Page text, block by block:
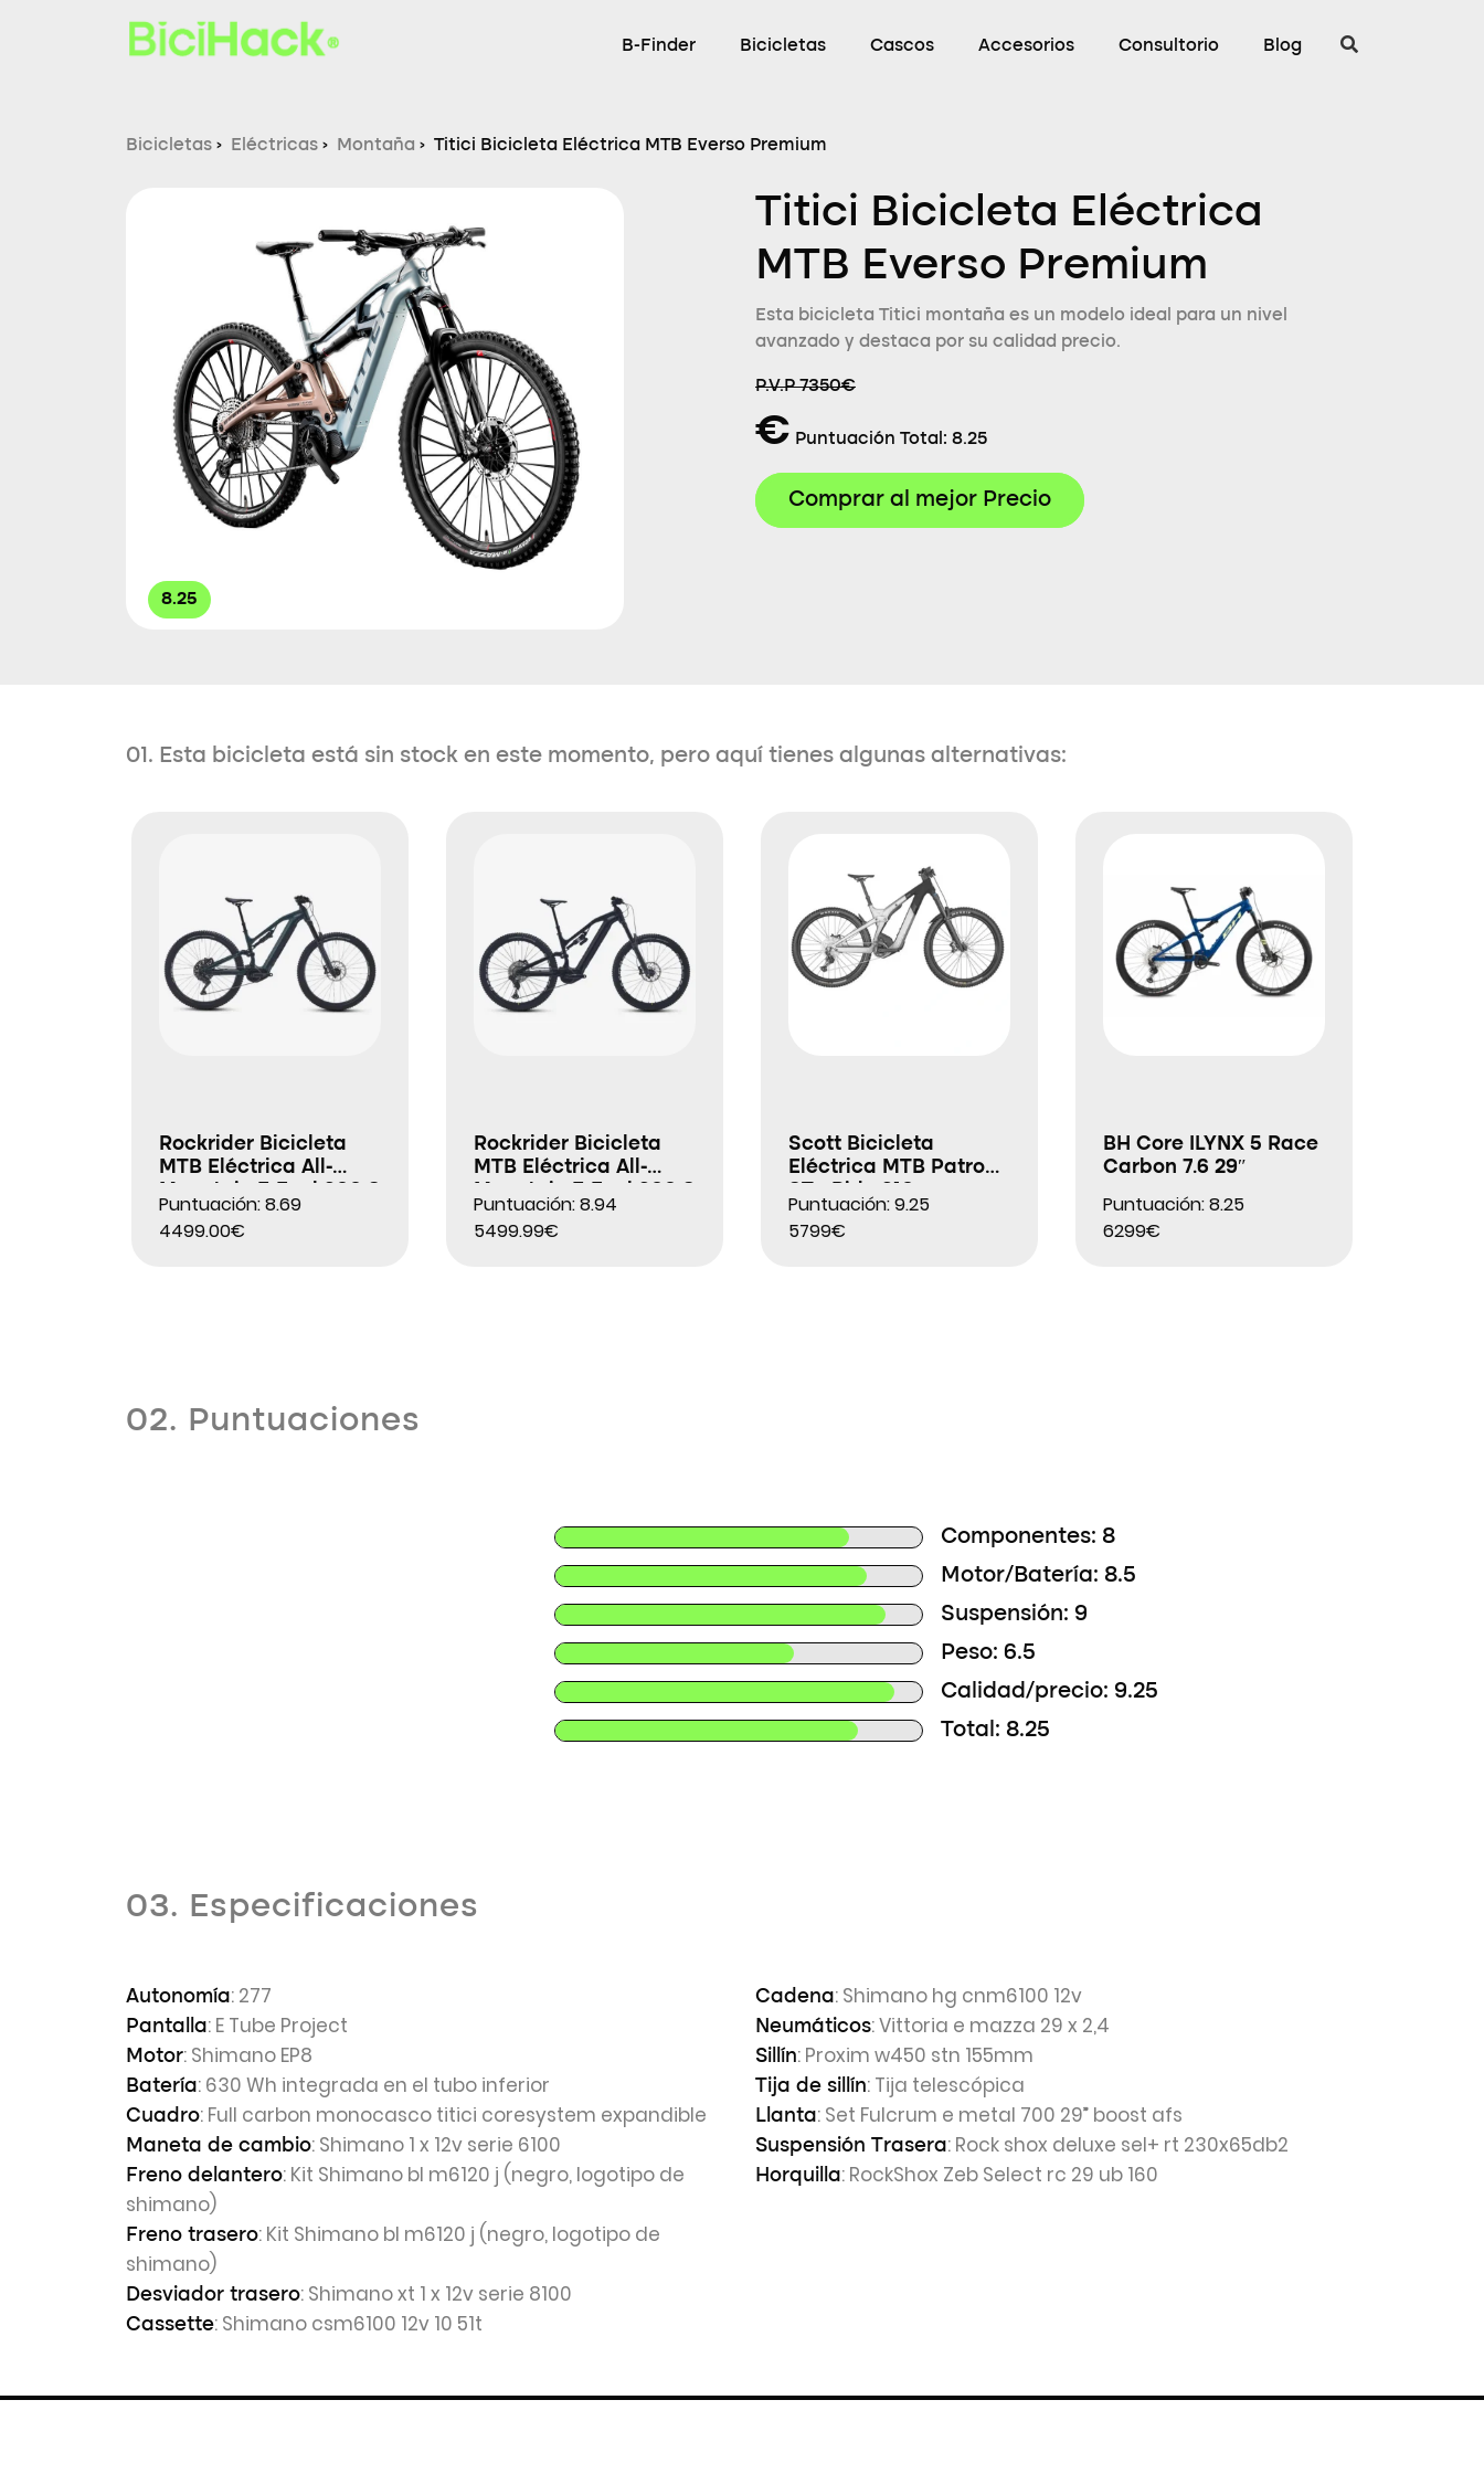
B-Finder Bicicletas Cascos Accesorios Consultorio Blog
Bicicletas › Eléctricas › Montaña › Titici Bicicleta Eléctrica MTB Everso Premium
8.25
Titici Bicicleta Eléctrica
MTB Everso Premium
Esta bicicleta Titici montaña es un modelo ideal para un nivel
avanzado y destaca por su calidad precio.
P.V.P 7350€
€ Puntuación Total: 8.25
Comprar al mejor Precio
01. Esta bicicleta está sin stock en este momento, pero aquí tienes algunas alternativas:
Rockrider Bicicleta
MTB Eléctrica All-
Puntuación: 8.69
4499.00€
Rockrider Bicicleta
MTB Eléctrica All-
Team Edition
Puntuación: 8.94
5499.99€
Scott Bicicleta
Eléctrica MTB Patron
Puntuación: 9.25
5799€
BH Core ILYNX 5 Race
Carbon 7.6 29″
Puntuación: 8.25
6299€
02. Puntuaciones
Componentes: 8
Motor/Batería: 8.5
Suspensión: 9
Peso: 6.5
Calidad/precio: 9.25
Total: 8.25
03. Especificaciones
Autonomía: 277
Pantalla: E Tube Project
Motor: Shimano EP8
Batería: 630 Wh integrada en el tubo inferior
Cuadro: Full carbon monocasco titici coresystem expandible
Maneta de cambio: Shimano 1 x 12v serie 6100
Freno delantero: Kit Shimano bl m6120 j (negro, logotipo de
shimano)
Freno trasero: Kit Shimano bl m6120 j (negro, logotipo de
shimano)
Desviador trasero: Shimano xt 1 x 12v serie 8100
Cassette: Shimano csm6100 12v 10 51t
Cadena: Shimano hg cnm6100 12v
Neumáticos: Vittoria e mazza 29 x 2,4
Sillín: Proxim w450 stn 155mm
Tija de sillín: Tija telescópica
Llanta: Set Fulcrum e metal 700 29” boost afs
Suspensión Trasera: Rock shox deluxe sel+ rt 230x65db2
Horquilla: RockShox Zeb Select rc 29 ub 160